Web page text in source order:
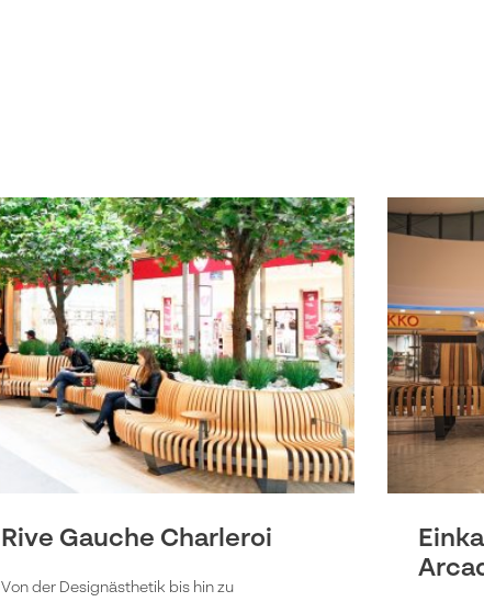
Rive Gauche Charleroi
Von der Designästhetik bis hin zu